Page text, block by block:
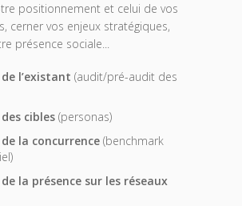
positionnement et celui de vos
cerner vos enjeux stratégiques,
présence sociale...
l’existant (audit/pré-audit des
cibles (personas)
la concurrence (benchmark
la présence sur les réseaux